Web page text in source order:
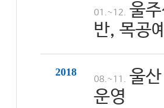
01.~12. 울
반, 목공
2018
08.~11. 울
운영